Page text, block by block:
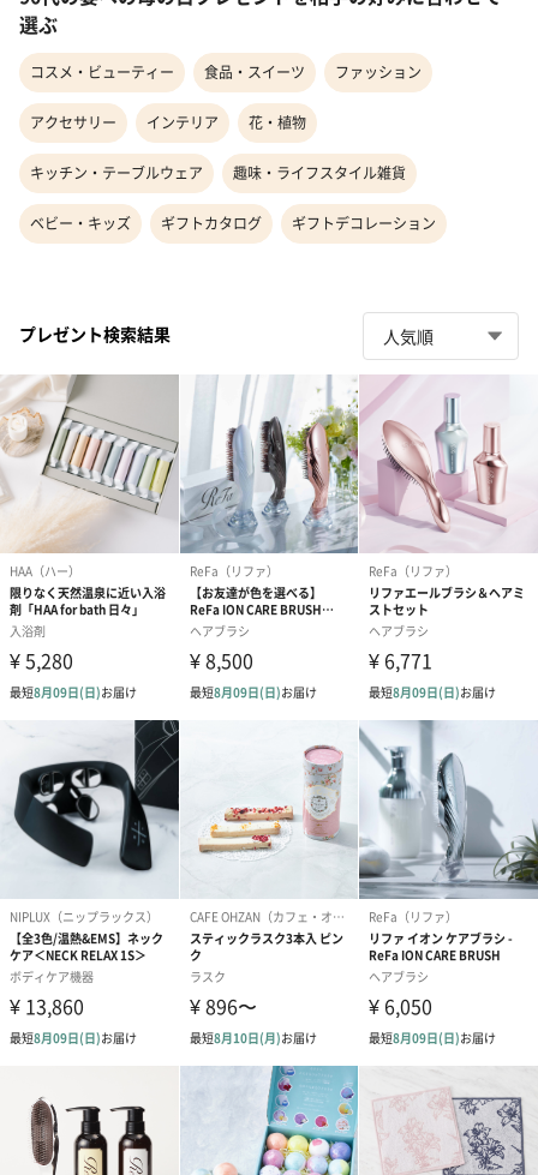
選ぶ
コスメ・ビューティー 食品・スイーツ ファッション
アクセサリー インテリア 花・植物
キッチン・テーブルウェア 趣味・ライフスタイル雑貨
ベビー・キッズ ギフトカタログ ギフトデコレーション
プレゼント検索結果